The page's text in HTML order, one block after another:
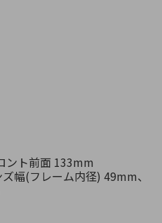
ト前面 133mm
幅(フレーム内径) 49mm、